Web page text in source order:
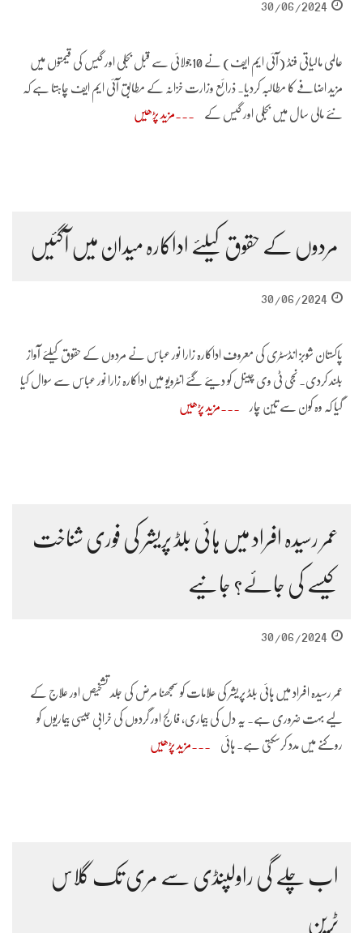
30/06/2024
عالمی مالیاتی فنڈ (آئی ایم ایف) نے 10جولائی سے قبل بجلی اور گیس کی قیمتوں میں
مزید اضافے کا مطالبہ کردیا۔ ذرائع وزارت خزانہ کے مطابق آئی ایم ایف چاہتا ہے کہ
نئے مالی سال میں بجلی اور گیس کے مزید پڑھیں
مردوں کے حقوق کیلئے اداکارہ میدان میں آگئیں
30/06/2024
پاکستان شوبز انڈسٹری کی معروف اداکارہ زارا نور عباس نے مردوں کے حقوق کیلئے آواز
بلند کردی۔ نجی ٹی وی چینل کو دیئے گئے انٹرویو میں اداکارہ زارا نور عباس سے سوال کیا
گیا کہ وہ کون سے تین چار مزید پڑھیں
عمر رسیدہ افراد میں ہائی بلڈ پریشر کی فوری شناخت
کیسے کی جائے؟ جانیے
30/06/2024
عمر رسیدہ افراد میں ہائی بلڈ پریشر کی علامات کو سمجھنا مرض کی جلد تشخیص اور علاج کے
لیے بہت ضروری ہے۔ یہ دل کی بیماری، فالج اور گردوں کی خرابی جیسی بیماریوں کو
روکنے میں مدد کرسکتی ہے۔ ہائی مزید پڑھیں
اب چلے گی راولپنڈی سے مری تک گلاس
ٹرین